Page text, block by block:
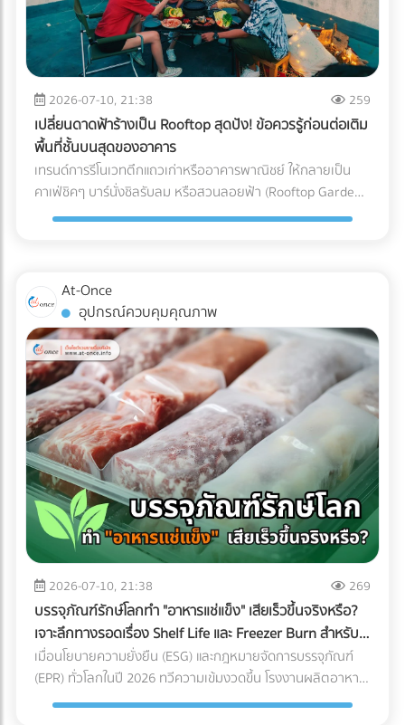
เลือกเปรียบเทียบผู้เชี่ยวชาญตัวจริงได้ที่ At-once เพื่อหมดห่วง
เรื่องภาษี แล้วโฟกัสกับการเติบโตของธุรกิจได้อย่างเต็มที่!
ของคุณส่งออกไปยังยุโรปและอเมริกาได้โดยไม่ถูกตั้งคำถาม หมึก
ถั่วเหลือง (Soy Ink): หมึกพิมพ์แบบดั้งเดิม (Petroleum-based)
มีสาร VOCs (Volatile Organic Compounds) สูง ซึ่งเป็นก๊าซ
เรือนกระจกและเป็นอุปสรรคต่อกระบวนการรีไซเคิลกระดาษ ใน
ขณะที่ Soy Ink ทำจากน้ำมันพืช ย่อยสลายได้ทางชีวภาพ และ
ทำให้กระดาษถูกนำไปรีไซเคิลใหม่ได้ง่ายขึ้นมาก Key Insight: การ
เปลี่ยนมาใช้ Soy Ink ไม่ได้ทำให้สีสันของบรรจุภัณฑ์ดรอปลง ใน
ทางกลับกัน เม็ดสีในน้ำมันถั่วเหลืองยังช่วยให้งานพิมพ์มีความ
สดใสและคมชัดมากกว่าหมึกปิโตรเลียมในบางเฉดสีอีกด้วย ข้อ
แตกต่างระหว่าง หมึกดั้งเดิม Vs. Soy Ink ยกระดับบรรจุภัณฑ์
ของคุณ เพื่อพิชิตใจลูกค้ารายใหญ่ อย่าปล่อยให้บรรจุภัณฑ์แบบ
Ink ระดับอุตสาหกรรม เข้ามาค้นหาและเปรียบเทียบพาร์ทเนอร์โรง
พิมพ์คุณภาพได้ฟรีที่ At-once แพลตฟอร์มรวมบริษัท B2B ชั้น
นำของไทย!
2026-07-10, 21:38 259
เปลี่ยนดาดฟ้าร้างเป็น Rooftop สุดปัง! ข้อควรรู้ก่อนต่อเติม
พื้นที่ชั้นบนสุดของอาคาร
เทรนด์การรีโนเวทตึกแถวเก่าหรืออาคารพาณิชย์ ให้กลายเป็น
คาเฟ่ชิคๆ บาร์นั่งชิลรับลม หรือสวนลอยฟ้า (Rooftop Garden)
กำลังได้รับความนิยมอย่างมากในยุคปัจจุบัน พื้นที่ดาดฟ้าที่เคย
ไม่ได้มีแค่เรื่องของการเลือกเฟอร์นิเจอร์สวยๆ หรือจัดแสงไฟให้
ถ่ายรูปออกมาดูดีเท่านั้น หากคุณกำลังวางแผนจะต่อเติมพื้นที่
ชั้นบนสุด นี่คือข้อควรรู้สำคัญที่คุณต้องเช็กให้ชัวร์ก่อนที่งบ
ประมาณจะบานปลาย 1. โครงสร้างอาคารเดิมรับน้ำหนักไหวหรือ
ไม่? (Structural Load) สิ่งแรกที่ต้องคำนึงถึงคือ "ความแข็งแรง
ของโครงสร้าง" ดาดฟ้าตึกแถวเก่าส่วนใหญ่ถูกออกแบบมาเพื่อ
รับน้ำหนักของตัวโครงสร้างเองและแท็งก์น้ำเท่านั้น ไม่ได้เผื่อ
สำหรับการรับน้ำหนักของกระถางต้นไม้ขนาดใหญ่ ดินอุ้มน้ำ พื้น
ไม้เทียม หรือจำนวนคนที่ขึ้นไปรวมตัวกันหนาแน่น สิ่งที่ต้องทำ:
ควรปรึกษาวิศวกรโครงสร้างเพื่อประเมินความสามารถในการรับ
น้ำหนัก (Live Load และ Dead Load) ก่อนตัดสินใจเทปูนเพิ่ม
หรือนำของหนักขึ้นไปติดตั้ง เพื่อป้องกันอันตรายจากโครงสร้าง
ทรุดตัว 2. กฎหมายอาคารและทางหนีไฟ (Safety Regulations)
การเปลี่ยนพื้นที่ดาดฟ้าให้เป็นพื้นที่สาธารณะที่มีคนใช้งานจำนวน
มาก ต้องคำนึงถึงกฎหมายควบคุมอาคารอย่างเคร่งครัด สิ่งที่
ต้องทำ: ตรวจสอบความสูงของราวกันตก (Parapet) ว่ามีความ
สูงเพียงพอและแข็งแรงหรือไม่ นอกจากนี้ต้องมีป้ายบอกทางหนี
ไฟที่ชัดเจน ระบบแสงสว่างฉุกเฉิน และบันไดที่กว้างพอสำหรับการ
อพยพผู้คนหากเกิดเหตุฉุกเฉิน 3. สภาพการระบายน้ำ
(Drainage System) ดาดฟ้าคือด่านแรกที่ต้องปะทะกับพายุฝน
At-Once
อุปกรณ์ควบคุมคุณภาพ
2026-07-10, 21:38 269
บรรจุภัณฑ์รักษ์โลกทำ "อาหารแช่แข็ง" เสียเร็วขึ้นจริงหรือ?
เจาะลึกทางรอดเรื่อง Shelf Life และ Freezer Burn สำหรับ
โรงงานอุตสาหกรรม
เมื่อนโยบายความยั่งยืน (ESG) และกฎหมายจัดการบรรจุภัณฑ์
(EPR) ทั่วโลกในปี 2026 ทวีความเข้มงวดขึ้น โรงงานผลิตอาหาร
หลายแห่งต่างถูกกดดันให้เปลี่ยนมาใช้ "บรรจุภัณฑ์รักษ์โลก" แต่